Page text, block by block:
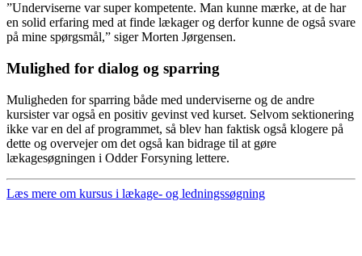
”Underviserne var super kompetente. Man kunne mærke, at de har
en solid erfaring med at finde lækager og derfor kunne de også svare
på mine spørgsmål,” siger Morten Jørgensen.
Mulighed for dialog og sparring
Muligheden for sparring både med underviserne og de andre
kursister var også en positiv gevinst ved kurset. Selvom sektionering
ikke var en del af programmet, så blev han faktisk også klogere på
dette og overvejer om det også kan bidrage til at gøre
lækagesøgningen i Odder Forsyning lettere.
Læs mere om kursus i lækage- og ledningssøgning